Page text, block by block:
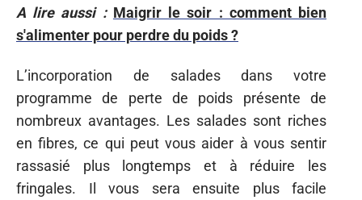
A lire aussi : Maigrir le soir : comment bien
s'alimenter pour perdre du poids ?
L’incorporation de salades dans votre
programme de perte de poids présente de
nombreux avantages. Les salades sont riches
en fibres, ce qui peut vous aider à vous sentir
rassasié plus longtemps et à réduire les
fringales. Il vous sera ensuite plus facile